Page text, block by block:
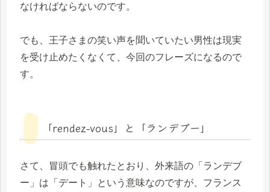
なければならないのです。
でも、王子さまの笑い声を聞いていたい男性は現実
を受け止めたくなくて、今回のフレーズになるので
す。
「rendez-vous」と「ランデブー」
さて、冒頭でも触れたとおり、外来語の「ランデブ
ー」は「デート」という意味なのですが、フランス